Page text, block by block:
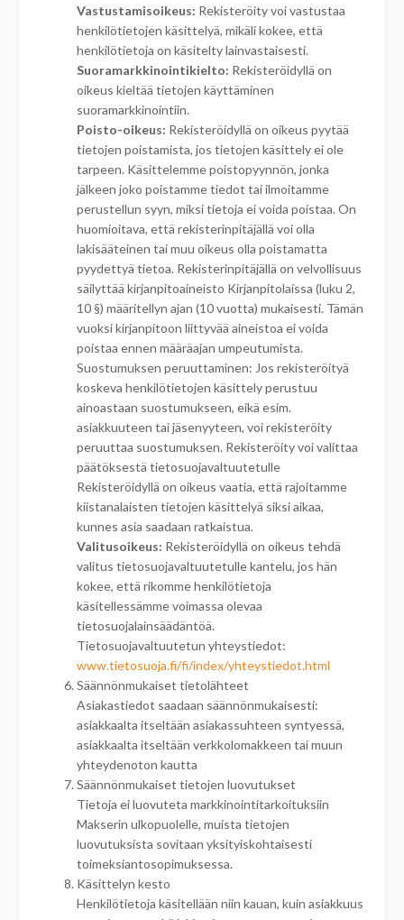
Vastustamisoikeus: Rekisteröity voi vastustaa
henkilötietojen käsittelyä, mikäli kokee, että
henkilötietoja on käsitelty lainvastaisesti.
Suoramarkkinointikielto: Rekisteröidyllä on
oikeus kieltää tietojen käyttäminen
suoramarkkinointiin.
Poisto-oikeus: Rekisteröidyllä on oikeus pyytää
tietojen poistamista, jos tietojen käsittely ei ole
tarpeen. Käsittelemme poistopyynnön, jonka
jälkeen joko poistamme tiedot tai ilmoitamme
perustellun syyn, miksi tietoja ei voida poistaa. On
huomioitava, että rekisterinpitäjällä voi olla
lakisääteinen tai muu oikeus olla poistamatta
pyydettyä tietoa. Rekisterinpitäjällä on velvollisuus
säilyttää kirjanpitoaineisto Kirjanpitolaissa (luku 2,
10 §) määritellyn ajan (10 vuotta) mukaisesti. Tämän
vuoksi kirjanpitoon liittyvää aineistoa ei voida
poistaa ennen määräajan umpeutumista.
Suostumuksen peruuttaminen: Jos rekisteröityä
koskeva henkilötietojen käsittely perustuu
ainoastaan suostumukseen, eikä esim.
asiakkuuteen tai jäsenyyteen, voi rekisteröity
peruuttaa suostumuksen. Rekisteröity voi valittaa
päätöksestä tietosuojavaltuutetulle
Rekisteröidyllä on oikeus vaatia, että rajoitamme
kiistanalaisten tietojen käsittelyä siksi aikaa,
kunnes asia saadaan ratkaistua.
Valitusoikeus: Rekisteröidyllä on oikeus tehdä
valitus tietosuojavaltuutetulle kantelu, jos hän
kokee, että rikomme henkilötietoja
käsitellessämme voimassa olevaa
tietosuojalainsäädäntöä.
Tietosuojavaltuutetun yhteystiedot:
www.tietosuoja.fi/fi/index/yhteystiedot.html
Säännönmukaiset tietolähteet
Asiakastiedot saadaan säännönmukaisesti:
asiakkaalta itseltään asiakassuhteen syntyessä,
asiakkaalta itseltään verkkolomakkeen tai muun
yhteydenoton kautta
Säännönmukaiset tietojen luovutukset
Tietoja ei luovuteta markkinointitarkoituksiin
Makserin ulkopuolelle, muista tietojen
luovutuksista sovitaan yksityiskohtaisesti
toimeksiantosopimuksessa.
Käsittelyn kesto
Henkilötietoja käsitellään niin kauan, kuin asiakkuus